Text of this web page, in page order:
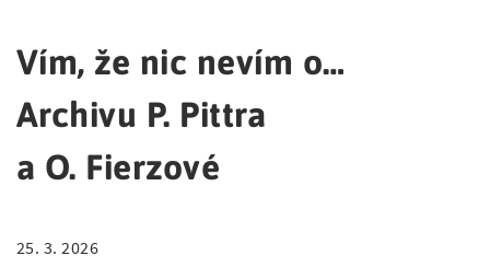
č
k
v
n
Vím, že nic nevím o…
Archivu P. Pittra
a O. Fierzové
25. 3. 2026
e
n
v